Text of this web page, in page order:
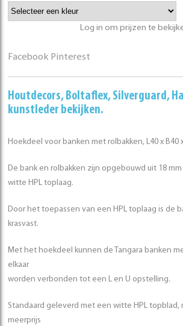
Log in om prijzen te
Facebook Pinterest
Houtdecors, Boltaflex, Silverguard,
kunstleder bekijken.
Hoekdeel voor banken met rolbakken, L40 x B40
De bank en rolbakken zijn opgebouwd uit 18
witte HPL toplaag.
Door het toepassen van een HPL toplaag is de
krasvast.
Met het hoekdeel kunnen de Tangara banken
elkaar
worden verbonden tot een L en U opstelling.
Standaard geleverd met een witte HPL topblad,
meerprijs